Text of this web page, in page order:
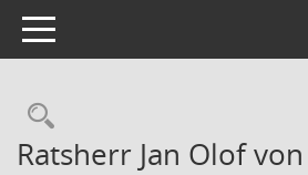
Toggle navigation
Rechercheauswahl
Ratsherr Jan Olof